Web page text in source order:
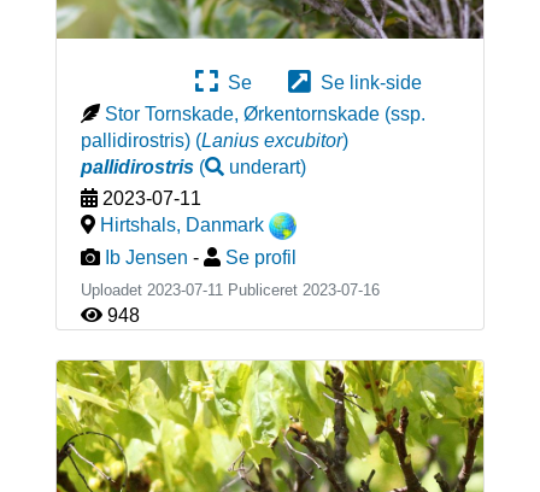
Se
Se link-side
Stor Tornskade, Ørkentornskade (ssp.
pallidirostris) (Lanius excubitor)
pallidirostris( underart)
2023-07-11
Hirtshals, Danmark
Ib Jensen - Se profil
Uploadet 2023-07-11 Publiceret 2023-07-16
948